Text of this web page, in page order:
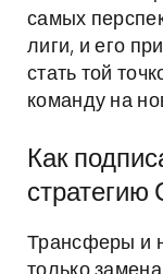
самых
лиги, и его
стать той
команду на
Как
Трансферы и